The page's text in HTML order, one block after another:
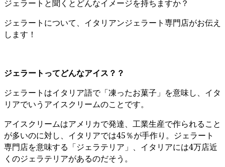
ジェラートと聞くとどんなイメージを持ちますか？
ジェラートについて、イタリアンジェラート専門店がお伝え
します！
ジェラートってどんなアイス？？
ジェラートはイタリア語で「凍ったお菓子」を意味し、イタ
リアでいうアイスクリームのことです。
アイスクリームはアメリカで発達、工業生産で作られること
が多いのに対し、イタリアでは45％が手作り。ジェラート
専門店を意味する「ジェラテリア」、イタリアには4万店近
くのジェラテリアがあるのだそう。